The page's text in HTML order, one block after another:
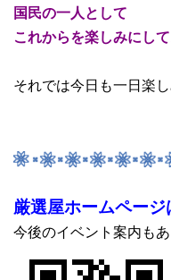
国民の一人として
これからを楽しみにし
それでは今日も一日楽
厳選屋ホームペー
今後のイベント案内もあ